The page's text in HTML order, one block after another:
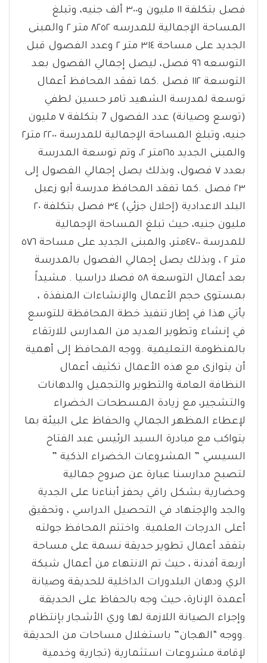
فصل بتكلفة ١١ مليون و٣٠٠ ألف جنيه، وتبلغ
المساحة الإجمالية للمدرسه ٨٢٥٢ متر ٢ والمبنى
الجديد على مساحة ٣١٤ متر ٢ وعدد الفصول قبل
التوسعه ٩٦ فصل، ليصل إجمالي الفصول بعد
التوسعة ١١٢ فصل .كما تفقد المحافظ أعمال
توسعة لمدرسة الشهيد تامر حسين لطفي
(توسع وصيانة) عدد الفصول 7 بتكلفة ٧ مليون
جنيه، وتبلغ المساحة الإجمالية للمدرسة ٢٢٠٠ متر٢
والمبنى الجديد ١٦٥متر ٢، وتم توسعة المدرسة
بعدد ٧ فصول، وبذلك يصل إجمالي الفصول إلى
٢٣ فصل .كما تفقد المحافظ مدرسة أبو زعبل
البلد الاعدادية (إحلال جزئي) ٣٤ فصل بتكلفة ٢٠
مليون جنيه، حيث تبلغ المساحة الإجمالية
للمدرسة ٤٧٠٠متر، والمبنى الجديد على مساحة ٥٧٦
متر ٢ ، وبذلك يصل إجمالي الفصول بالمدرسة
بعد أعمال التوسعة ٥٨ فصلا دراسيا . مشيداً
بمستوى حجم الأعمال والإنشاءات المنفذة ،
يأتي هذا في إطار تنفيذ خطة المحافظة للتوسع
في إنشاء وتطوير العديد من المدارس للارتقاء
بالمنظومة التعليمية .ووجه المحافظ إلى أهمية
أن يتوازى مع هذه الأعمال تكثيف أعمال
النظافة العامة والتطوير والتجميل والدهانات
والتشجير، مع زيادة المسطحات الخضراء
لإعطاء المظهر الجمالي والحفاظ على البيئة بما
يتواكب مع مبادرة السيد الرئيس عبد الفتاح
السيسي ” المشروعات الخضراء الذكية ”
لتصبح مدارسنا عبارة عن صروح جمالية
وحضارية بشكل راقي يحفز أبناءنا على الجدية
والجد والإجتهاد في التحصيل الدراسي ، وتحقيق
أعلى الدرجات العلمية. واختتم المحافظ جولته
بتفقد أعمال تطوير حديقة نسمة على مساحة
أربعة أفدنة ، حيث تم الانتهاء من أعمال شبكة
الري ودهان البلدورات الداخلية للحديقة وصيانة
أعمدة الإنارة، حيث وجه بالحفاظ على الحديقة
وإجراء الصيانة اللازمة لها وري الأشجار بإنتظام
.ووجه “الهجان” باستغلال مساحات من الحديقة
لإقامة مشروعات استثمارية (تجارية وخدمية